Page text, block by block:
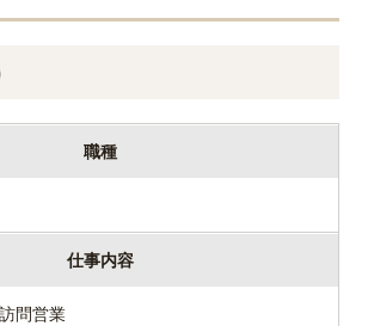
職種
仕事内容
問営業